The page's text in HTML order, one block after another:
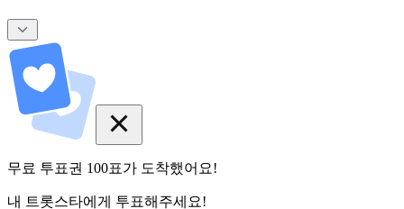
무료 투표권 100표가 도착했어요!
내 트롯스타에게 투표해주세요!